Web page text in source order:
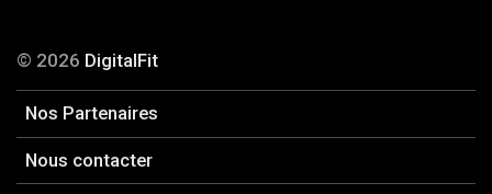
© 2026 DigitalFit
Nos Partenaires
Nous contacter